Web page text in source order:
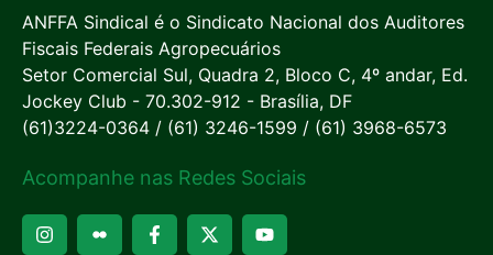
ANFFA Sindical é o Sindicato Nacional dos Auditores
Fiscais Federais Agropecuários
Setor Comercial Sul, Quadra 2, Bloco C, 4º andar, Ed.
Jockey Club - 70.302-912 - Brasília, DF
(61)3224-0364 / (61) 3246-1599 / (61) 3968-6573
Acompanhe nas Redes Sociais